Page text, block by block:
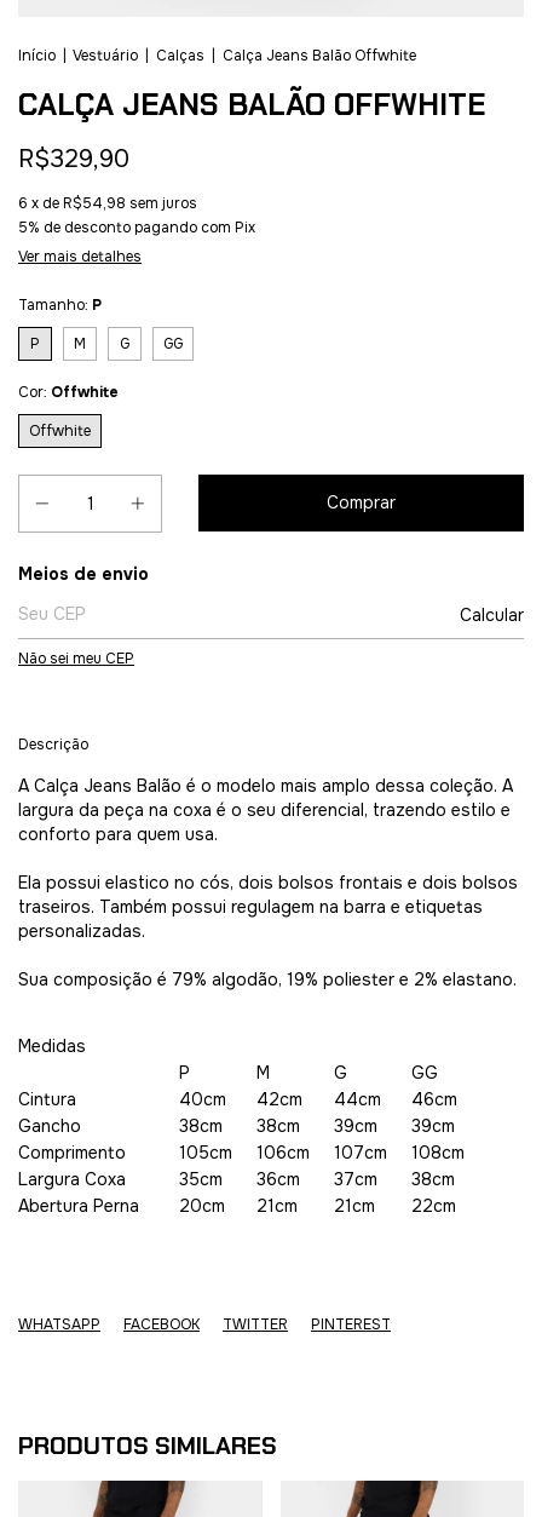
Início Vestuário Calças Calça Jeans Balão Offwhite
CALÇA JEANS BALÃO OFFWHITE
R$329,90
6 x deR$54,98 sem juros
5% de descontopagando com Pix
Ver mais detalhes
Tamanho: P
P
M G GG
Cor: Offwhite
Offwhite
Entregas para o CEP:
Meios de envio
Calcular
Não sei meu CEP
Descrição
A Calça Jeans Balão é o modelo mais amplo dessa coleção. A
largura da peça na coxa é o seu diferencial, trazendo estilo e
conforto para quem usa.
Ela possui elastico no cós, dois bolsos frontais e dois bolsos
traseiros. Também possui regulagem na barra e etiquetas
personalizadas.
Sua composição é 79% algodão, 19% poliester e 2% elastano.
Medidas
P
M G
GG
Cintura
40cm 42cm 44cm
46cm
Gancho
38cm 38cm 39cm
39cm
Comprimento
105cm 106cm 107cm
108cm
Largura Coxa
35cm 36cm 37cm
38cm
Abertura Perna
20cm 21cm 21cm 22cm
WHATSAPP FACEBOOK TWITTER PINTEREST
PRODUTOS SIMILARES